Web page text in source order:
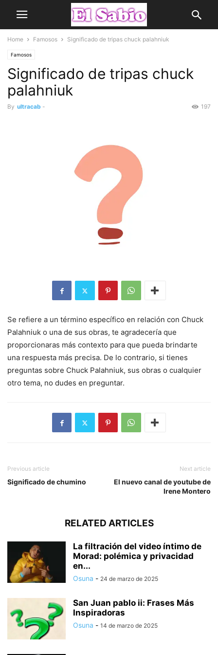
Home Famosos Significado de tripas chuck palahniuk
Famosos
Significado de tripas chuck
palahniuk
By ultracab - 197
Se refiere a un término específico en relación con Chuck
Palahniuk o una de sus obras, te agradecería que
proporcionaras más contexto para que pueda brindarte
una respuesta más precisa. De lo contrario, si tienes
preguntas sobre Chuck Palahniuk, sus obras o cualquier
otro tema, no dudes en preguntar.
Previous article
Significado de chumino
Next article
El nuevo canal de youtube de
Irene Montero
RELATED ARTICLES
La filtración del video íntimo de
Morad: polémica y privacidad
en...
Osuna - 24 de marzo de 2025
San Juan pablo ii: Frases Más
Inspiradoras
Osuna - 14 de marzo de 2025